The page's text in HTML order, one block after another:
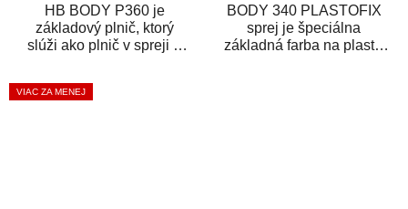
HB BODY P360 je
základový plnič, ktorý
slúži ako plnič v spreji a
zároveň. HB BODY...
BODY 340 PLASTOFIX
sprej je špeciálna
základná farba na plasty,
VIAC ZA MENEJ